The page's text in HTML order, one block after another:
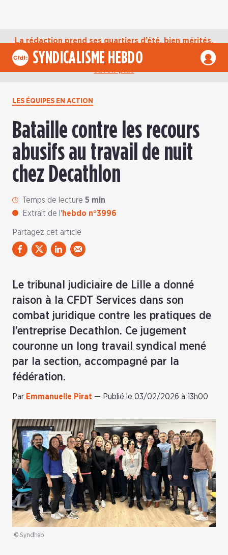
La rédaction prend ses quartiers d’été, bien mérités,
jusqu’au mardi 1er septembre. D’ici là, retrouvez
l’actualité de la CFDT sur notre compte Bluesky. En
SYNDICALISME HEBDO
LES ÉQUIPES EN ACTION
Bataille contre les recours
abusifs au travail de nuit
chez Decathlon
Temps de lecture 5 min
Extrait de l'hebdo n°3996
Partagez cet article
Le tribunal judiciaire de Lille a donné
raison à la CFDT Services dans son
combat juridique contre les pratiques de
l’entreprise Decathlon. Ce jugement
couronne un long travail syndical mené
par la section, accompagné par la
fédération.
Par Emmanuelle Pirat — Publié le 03/02/2026 à 13h00
© Syndheb